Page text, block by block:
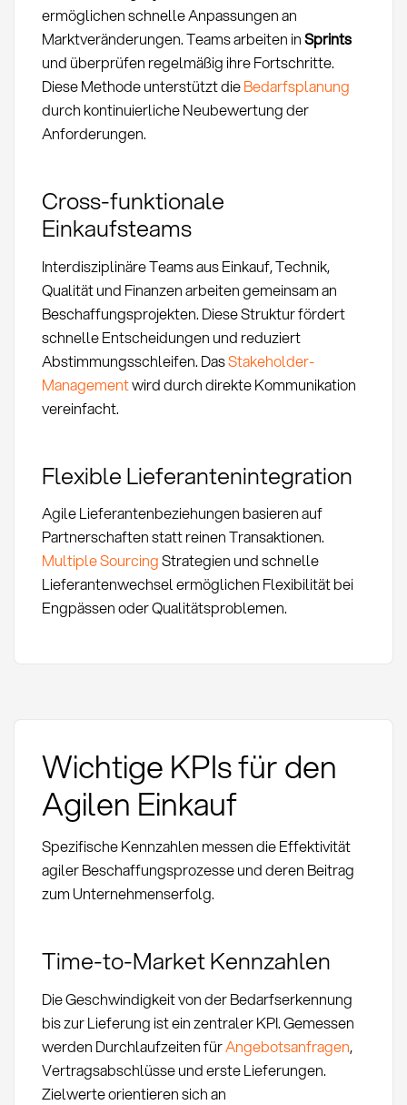
ermöglichen schnelle Anpassungen an
Marktveränderungen. Teams arbeiten inSprints
und überprüfen regelmäßig ihre Fortschritte.
Diese Methode unterstützt dieBedarfsplanung
durch kontinuierliche Neubewertung der
Anforderungen.
Cross-funktionale
Einkaufsteams
Interdisziplinäre Teams aus Einkauf, Technik,
Qualität und Finanzen arbeiten gemeinsam an
Beschaffungsprojekten. Diese Struktur fördert
schnelle Entscheidungen und reduziert
Abstimmungsschleifen. DasStakeholder-
Managementwird durch direkte Kommunikation
vereinfacht.
Flexible Lieferantenintegration
Agile Lieferantenbeziehungen basieren auf
Partnerschaften statt reinen Transaktionen.
Multiple SourcingStrategien und schnelle
Lieferantenwechsel ermöglichen Flexibilität bei
Engpässen oder Qualitätsproblemen.
Wichtige KPIs für den
Agilen Einkauf
Spezifische Kennzahlen messen die Effektivität
agiler Beschaffungsprozesse und deren Beitrag
zum Unternehmenserfolg.
Time-to-Market Kennzahlen
Die Geschwindigkeit von der Bedarfserkennung
bis zur Lieferung ist ein zentraler KPI. Gemessen
werden Durchlaufzeiten fürAngebotsanfragen,
Vertragsabschlüsse und erste Lieferungen.
Zielwerte orientieren sich an